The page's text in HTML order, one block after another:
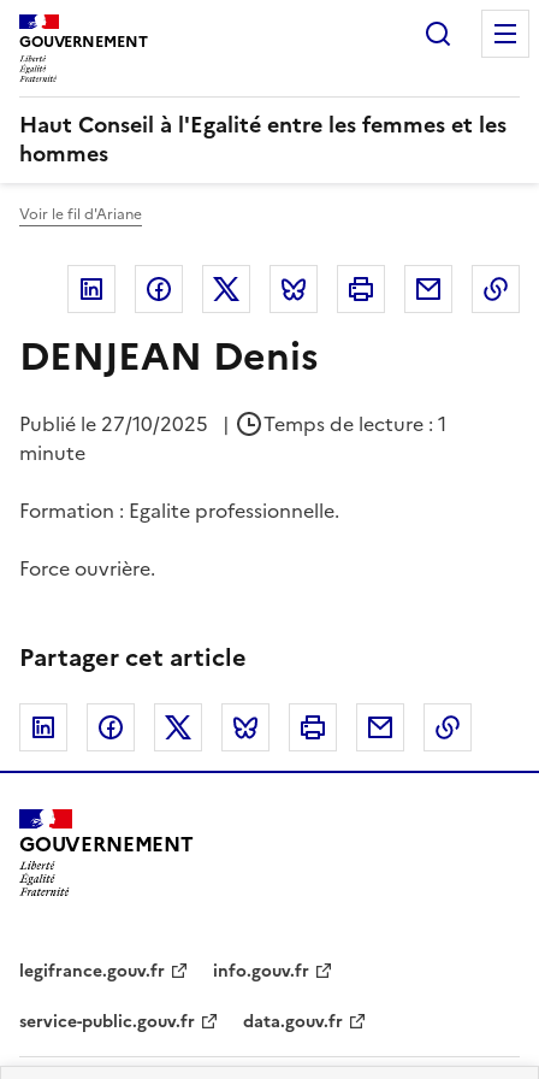
Panneau de gestion des cookies
GOUVERNEMENT
Haut Conseil à l'Egalité entre les femmes et les
hommes
Voir le fil d'Ariane
Linkedin FacebookTwitter Bluesky Imprimer Courriel
DENJEAN Denis
Publié le 27/10/2025 |
Temps de lecture : 1
minute
Formation : Egalite professionnelle.
Force ouvrière.
Partager cet article
Linkedin FacebookTwitter Bluesky Imprimer Courriel
GOUVERNEMENT
legifrance.gouv.fr
info.gouv.fr
service-public.gouv.fr
data.gouv.fr